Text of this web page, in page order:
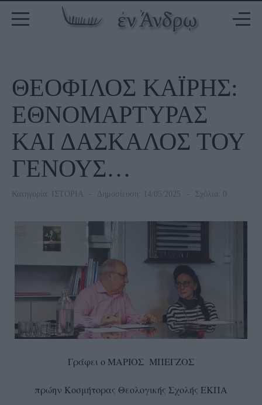
ΘΕΟΦΙΛΟΣ ΚΑΪΡΗΣ:
ΕΘΝΟΜΑΡΤΥΡΑΣ
ΚΑΙ ΔΑΣΚΑΛΟΣ ΤΟΥ
ΓΕΝΟΥΣ…
Κατηγορία: ΙΣΤΟΡΙΑ Δημοσίευση: 14/05/2025 Σχόλια: 0
Γράφει ο ΜΑΡΙΟΣ ΜΠΕΓΖΟΣ
πρώην Κοσμήτορας Θεολογικής Σχολής ΕΚΠΑ